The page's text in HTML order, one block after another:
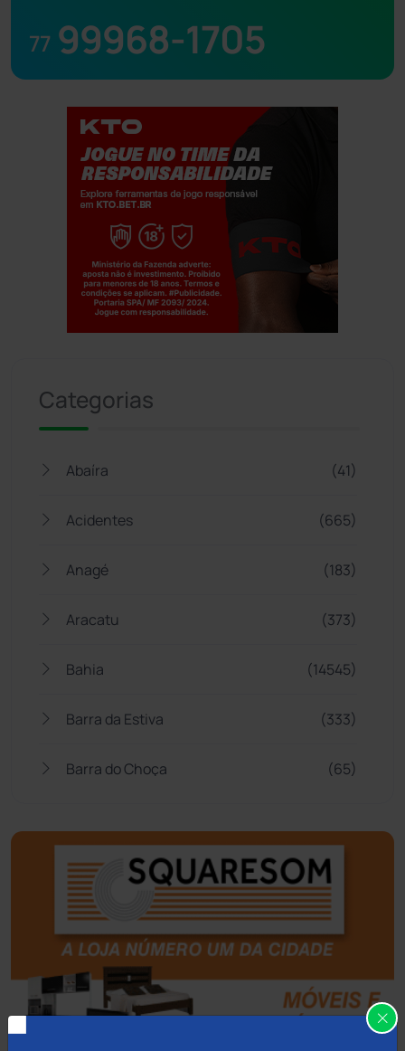
77 99968-1705
Categorias
Abaíra (41)
Acidentes (665)
Anagé (183)
Aracatu (373)
Bahia (14545)
Barra da Estiva (333)
Barra do Choça (65)
Bom Jesus da Lapa (505)
Boquira (152)
Botuporã
Brasil (7679)